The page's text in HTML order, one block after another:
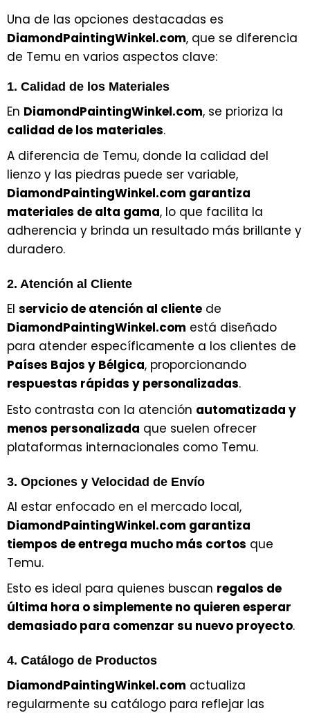
Una de las opciones destacadas es
DiamondPaintingWinkel.com, que se diferencia
de Temu en varios aspectos clave:
1. Calidad de los Materiales
En DiamondPaintingWinkel.com, se prioriza la
calidad de los materiales.
A diferencia de Temu, donde la calidad del
lienzo y las piedras puede ser variable,
DiamondPaintingWinkel.com garantiza
materiales de alta gama, lo que facilita la
adherencia y brinda un resultado más brillante y
duradero.
2. Atención al Cliente
El servicio de atención al cliente de
DiamondPaintingWinkel.com está diseñado
para atender específicamente a los clientes de
Países Bajos y Bélgica, proporcionando
respuestas rápidas y personalizadas.
Esto contrasta con la atención automatizada y
menos personalizada que suelen ofrecer
plataformas internacionales como Temu.
3. Opciones y Velocidad de Envío
Al estar enfocado en el mercado local,
DiamondPaintingWinkel.com garantiza
tiempos de entrega mucho más cortos que
Temu.
Esto es ideal para quienes buscan regalos de
última hora o simplemente no quieren esperar
demasiado para comenzar su nuevo proyecto.
4. Catálogo de Productos
DiamondPaintingWinkel.com actualiza
regularmente su catálogo para reflejar las